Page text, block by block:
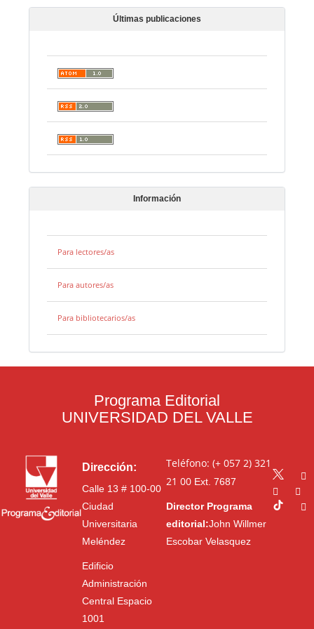
Últimas publicaciones
Información
Para lectores/as
Para autores/as
Para bibliotecarios/as
Programa Editorial
UNIVERSIDAD DEL VALLE
Dirección:
Calle 13 # 100-00
Ciudad
Universitaria
Meléndez
Edificio
Administración
Central Espacio
1001
Teléfono: (+ 057 2) 321
21 00Ext. 7687
Director Programa
editorial:John Willmer
Escobar Velasquez